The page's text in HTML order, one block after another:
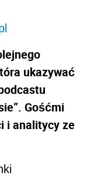
ukazywać
Gośćmi
i analitycy ze